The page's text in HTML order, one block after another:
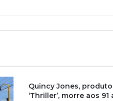
Quincy Jones,
‘Thriller’, morre aos 91